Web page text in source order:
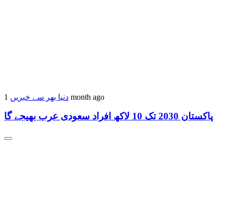
دنیا بھر سے خبریں 1 month ago
پاکستان 2030 تک 10 لاکھ افراد سعودی عرب بھیجے گا